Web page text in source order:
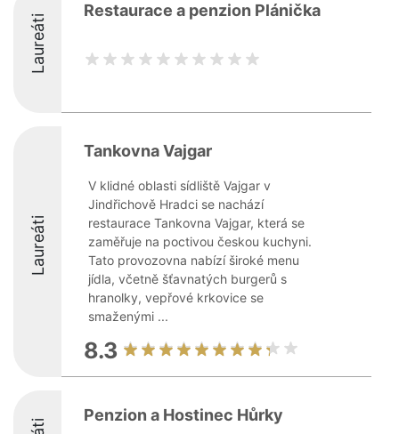
Laureáti
Restaurace a penzion Plánička
Laureáti
Tankovna Vajgar
V klidné oblasti sídliště Vajgar v
Jindřichově Hradci se nachází
restaurace Tankovna Vajgar, která se
zaměřuje na poctivou českou kuchyni.
Tato provozovna nabízí široké menu
jídla, včetně šťavnatých burgerů s
hranolky, vepřové krkovice se
smaženými ...
8.3
Penzion a Hostinec Hůrky